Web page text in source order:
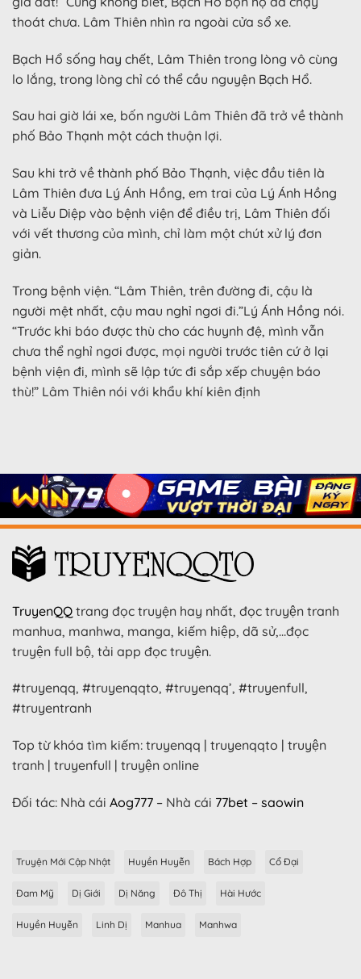
thoát chưa. Lâm Thiên nhìn ra ngoài cửa sổ xe.
Bạch Hổ sống hay chết, Lâm Thiên trong lòng vô cùng
lo lắng, trong lòng chỉ có thể cầu nguyện Bạch Hổ.
Sau hai giờ lái xe, bốn người Lâm Thiên đã trở về thành
phố Bảo Thạnh một cách thuận lợi.
Sau khi trở về thành phố Bảo Thạnh, việc đầu tiên là
Lâm Thiên đưa Lý Ánh Hồng, em trai của Lý Ánh Hồng
và Liễu Diệp vào bệnh viện để điều trị, Lâm Thiên đối
với vết thương của mình, chỉ làm một chút xử lý đơn
giản.
Trong bệnh viện. “Lâm Thiên, trên đường đi, cậu là
người mệt nhất, cậu mau nghỉ ngơi đi.”Lý Ánh Hồng nói.
“Trước khi báo được thù cho các huynh đệ, mình vẫn
chưa thể nghỉ ngơi được, mọi người trước tiên cứ ở lại
bệnh viện đi, mình sẽ lập tức đi sắp xếp chuyện báo
thù!” Lâm Thiên nói với khẩu khí kiên định
TruyenQQ trang đọc truyện hay nhất, đọc truyện tranh
manhua, manhwa, manga, kiếm hiệp, dã sử,…đọc
truyện full bộ, tải app đọc truyện.
#truyenqq, #truyenqqto, #truyenqq’, #truyenfull,
#truyentranh
Top từ khóa tìm kiếm: truyenqq | truyenqqto | truyện
tranh | truyenfull | truyện online
Đối tác: Nhà cái Aog777 – Nhà cái 77bet – saowin
Truyện Mới Cập Nhật Huyền Huyễn Bách Hợp Cổ Đại
Đam Mỹ Dị Giới Dị Năng Đô Thị Hài Hước
Huyền Huyễn Linh Dị Manhua Manhwa